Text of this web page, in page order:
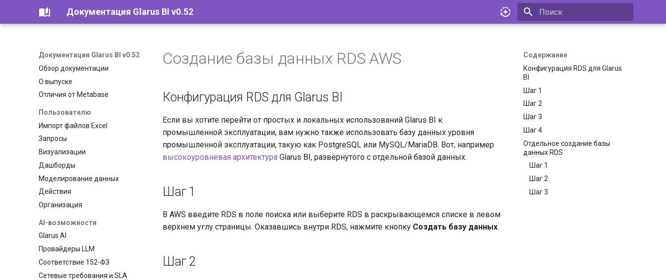
Документация Glarus BI v0.52
Документация Glarus BI v0.52
Обзор документации
О выпуске
Отличия от Metabase
Пользователю
Импорт файлов Excel
Запросы
Визуализации
Дашборды
Моделирование данных
Действия
Организация
AI-возможности
Glarus AI
Провайдеры LLM
Соответствие 152-ФЗ
Сетевые требования и SLA
Содержание
Конфигурация RDS для Glarus
BI
Шаг 1
Шаг 2
Шаг 3
Шаг 4
Отдельное создание базы
данных RDS
Шаг 1
Шаг 2
Шаг 3
Создание базы данных RDS AWS
Конфигурация RDS для Glarus BI
Если вы хотите перейти от простых и локальных использований Glarus BI к
промышленной эксплуатации, вам нужно также использовать базу данных уровня
промышленной эксплуатации, такую как PostgreSQL или MySQL/MariaDB. Вот, например
высокоуровневая архитектура Glarus BI, развёрнутого с отдельной базой данных.
Шаг 1
В AWS введите RDS в поле поиска или выберите RDS в раскрывающемся списке в левом
верхнем углу страницы. Оказавшись внутри RDS, нажмите кнопку Создать базу данных.
Шаг 2